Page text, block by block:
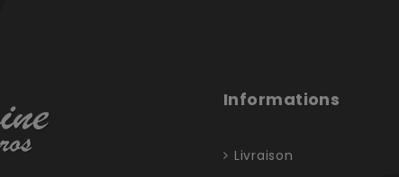
Informations
Livraison